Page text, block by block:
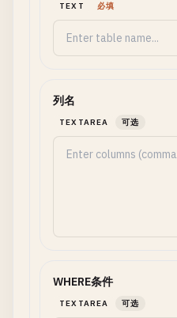
TEXT 必填
列名
TEXTAREA 可选
WHERE条件
TEXTAREA 可选